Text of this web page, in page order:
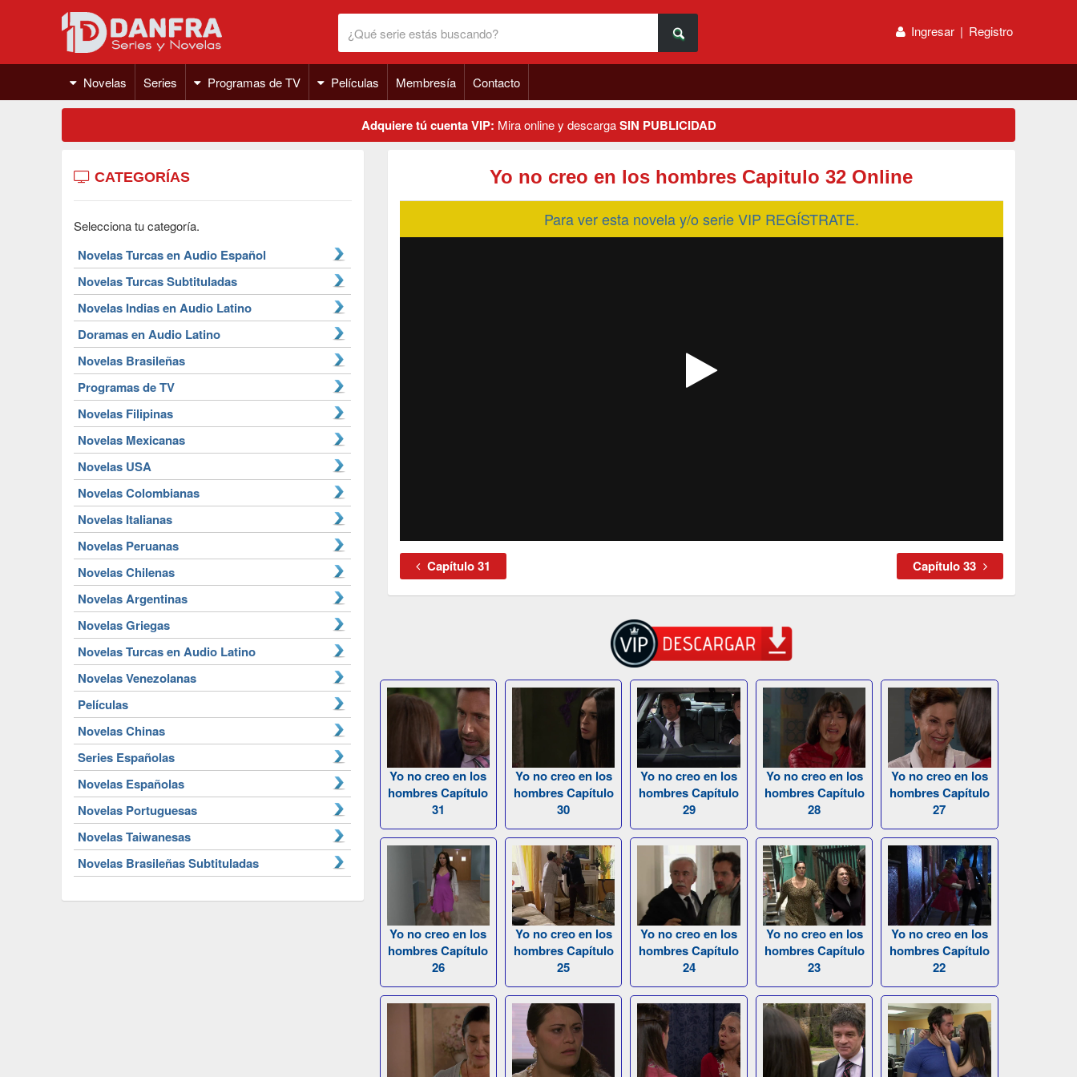
Ingresar | Registro
Novelas Series Programas de TV Películas Membresía Contacto
Adquiere tú cuenta VIP: Mira online y descargaSIN PUBLICIDAD
CATEGORÍAS
Selecciona tu categoría.
Novelas Turcas en Audio Español
Novelas Turcas Subtituladas
Novelas Indias en Audio Latino
Doramas en Audio Latino
Novelas Brasileñas
Programas de TV
Novelas Filipinas
Novelas Mexicanas
Novelas USA
Novelas Colombianas
Novelas Italianas
Novelas Peruanas
Novelas Chilenas
Novelas Argentinas
Novelas Griegas
Novelas Turcas en Audio Latino
Novelas Venezolanas
Películas
Novelas Chinas
Series Españolas
Novelas Españolas
Novelas Portuguesas
Novelas Taiwanesas
Novelas Brasileñas Subtituladas
Yo no creo en los hombres Capitulo 32 Online
Para ver esta novela y/o serie VIP REGÍSTRATE.
Capítulo 31 Capítulo 33
Yo no creo en los
hombres Capítulo
31
Yo no creo en los
hombres Capítulo
30
Yo no creo en los
hombres Capítulo
29
Yo no creo en los
hombres Capítulo
28
Yo no creo en los
hombres Capítulo
27
Yo no creo en los
hombres Capítulo
26
Yo no creo en los
hombres Capítulo
25
Yo no creo en los
hombres Capítulo
24
Yo no creo en los
hombres Capítulo
23
Yo no creo en los
hombres Capítulo
22